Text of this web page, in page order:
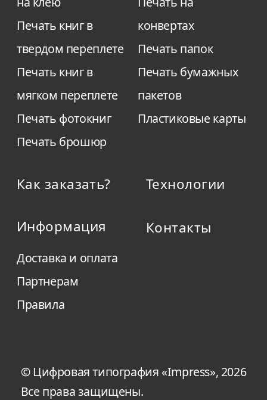
Печать книг в
твердом переплете
Печать книг в
мягком переплете
Печать фотокниг
Печать брошюр
конвертах
Печать папок
Печать бумажных
пакетов
Пластиковые карты
Как заказать?
Информация
Доставка и оплата
Партнерам
Правила
Технологии
Контакты
© Цифровая типография «Impress», 2026
Все права защищены.